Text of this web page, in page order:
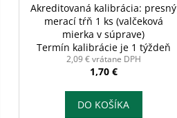
Akreditovaná kalibrácia: presný
merací tŕň 1 ks (valčeková
mierka v súprave)
Termín kalibrácie je 1 týždeň
2,09 € vrátane DPH
1,70 €
DO KOŠÍKA